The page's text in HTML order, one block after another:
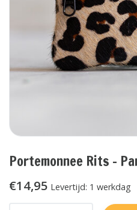
Portemonnee Rits -
€14,95 Levertijd: 1 werkdag